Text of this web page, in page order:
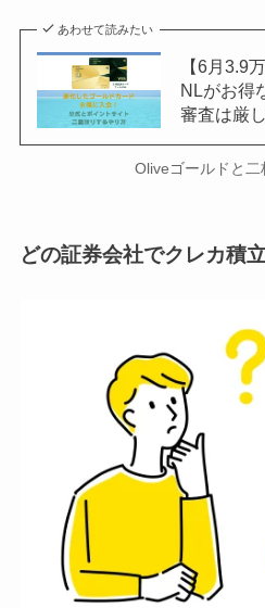
あわせて読みたい
【6月3.9
NLがお得
審査は厳
Oliveゴールドと
どの証券会社でクレカ積